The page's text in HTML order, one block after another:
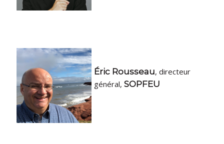
Éric Rousseau, directeur
général,SOPFEU